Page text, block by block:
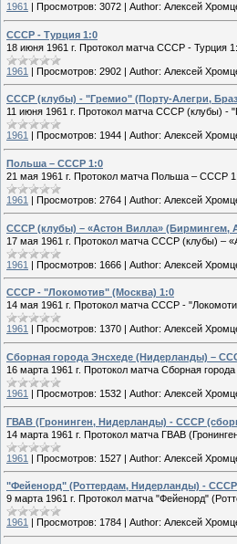
1961 | Просмотров: 3072 | Author: Алексей
СССР - Турция 1:0
18 июня 1961 г. Протокол матча СССР - Турция
1961 | Просмотров: 2902 | Author: Алексей
СССР (клубы) - "Гремио" (Порту-Алегри,
11 июня 1961 г. Протокол матча СССР (клубы) -
1961 Просмотров: 1944 Author: Алексей
Польша – СССР 1:0
21 мая 1961 г. Протокол матча Польша – СССР
1961 | Просмотров: 2764 | Author: Алексей
СССР (клубы) – «Астон Вилла» (Бирмингем,
17 мая 1961 г. Протокол матча СССР (клубы) –
1961 | Просмотров: 1666 | Author: Алексей
СССР - "Локомотив" (Москва) 1:0
14 мая 1961 г. Протокол матча СССР -
1961 Просмотров: 1370 Author: Алексей
Сборная города Энсхеде (Нидерланды) –
16 марта 1961 г. Протокол матча Сборная
1961 | Просмотров: 1532 | Author: Алексей
ГВАВ (Гронинген, Нидерланды) - СССР
14 марта 1961 г. Протокол матча ГВАВ
1961 | Просмотров: 1527 | Author: Алексей
"Фейенорд" (Роттердам, Нидерланды) -
9 марта 1961 г. Протокол матча "Фейенорд"
1961 Просмотров: 1784 Author: Алексей